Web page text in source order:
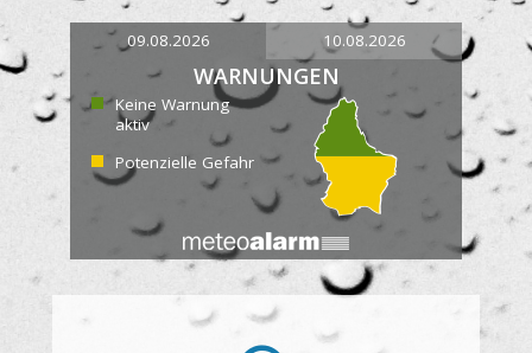
09.08.2026 10.08.2026
WARNUNGEN
Keine Warnung
aktiv
Potenzielle Gefahr